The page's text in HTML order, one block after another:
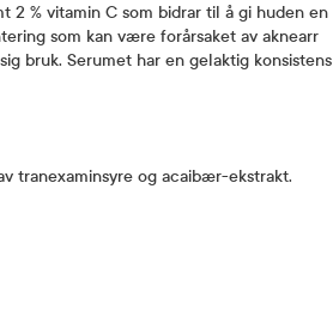
% vitamin C som bidrar til å gi huden en
som kan være forårsaket av aknearr
bruk. Serumet har en gelaktig konsistens
tranexaminsyre og acaibær-ekstrakt.